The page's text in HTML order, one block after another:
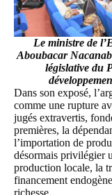
Le ministre de
Aboubacar
législative du
Dans son exposé,
comme une rupture
jugés extravertis,
premières, la
l’importation de
désormais privilégier
production locale, la
financement
richesse.